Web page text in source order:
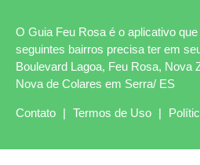
O Guia Feu Rosa é o aplicativo
seguintes bairros precisa ter em
Boulevard Lagoa, Feu Rosa, Nova
Nova de Colares em Serra/ ES
Contato | Termos de Uso |